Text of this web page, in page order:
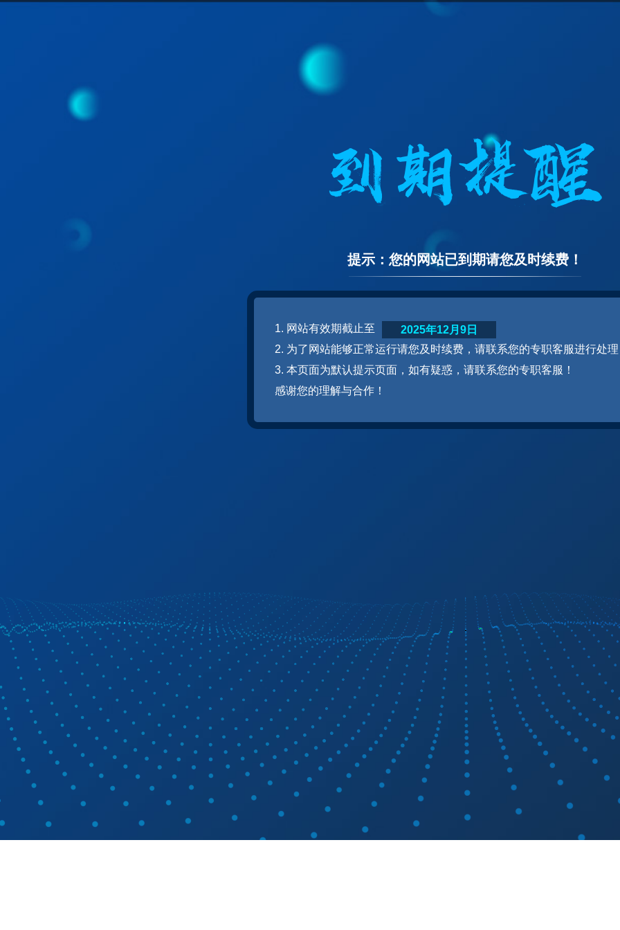
提示：您的网站已到期请您及时续费！
1. 网站有效期截止至
2. 为了网站能够正常运行请您及时续费，请联系您的专职客服进行处
3. 本页面为默认提示页面，如有疑惑，请联系您的专职客服！
感谢您的理解与合作！
2025年12月9日